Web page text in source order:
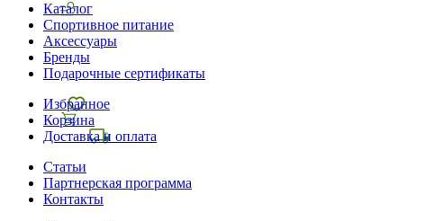
Каталог
Спортивное питание
Аксессуары
Бренды
Подарочные сертификаты
Избранное
Корзина
Доставка и оплата
Статьи
Партнерская программа
Контакты